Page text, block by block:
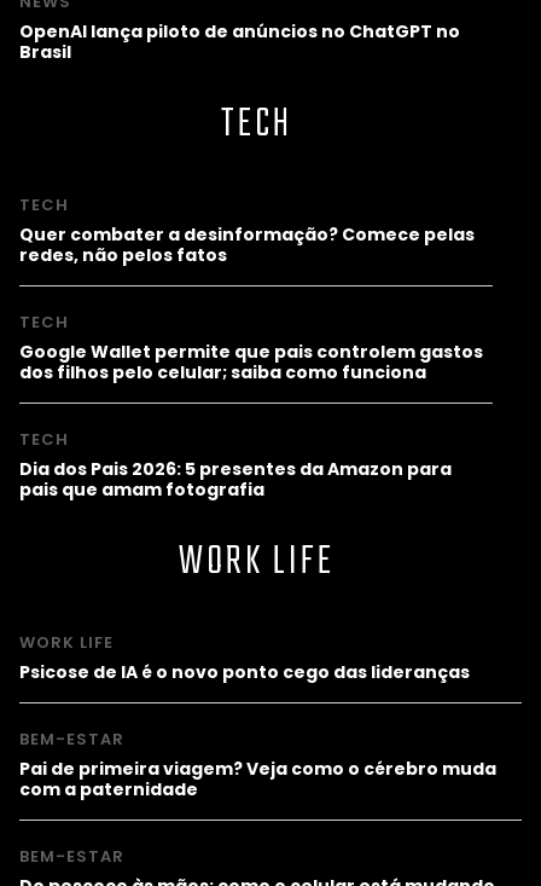
OpenAI lança piloto de anúncios no ChatGPT no
Brasil
TECH
TECH
Quer combater a desinformação? Comece pelas
redes, não pelos fatos
TECH
Google Wallet permite que pais controlem gastos
dos filhos pelo celular; saiba como funciona
TECH
Dia dos Pais 2026: 5 presentes da Amazon para
pais que amam fotografia
WORK LIFE
WORK LIFE
Psicose de IA é o novo ponto cego das lideranças
BEM-ESTAR
Pai de primeira viagem? Veja como o cérebro muda
com a paternidade
BEM-ESTAR